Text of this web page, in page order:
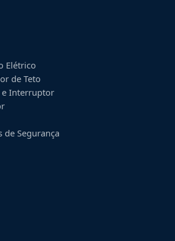
Elétrico
de Teto
e Interruptor
de Segurança